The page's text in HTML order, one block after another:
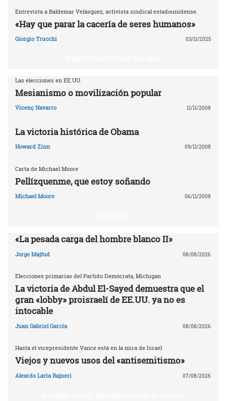
Entrevista a Baldemar Velásquez, activista sindical estadounidense.
«Hay que parar la cacería de seres humanos»
Giorgio Trucchi 03/11/2025
Las elecciones en EE.UU.
Mesianismo o movilización popular
Vicenç Navarro 11/11/2008
La victoria histórica de Obama
Howard Zinn 09/11/2008
Carta de Michael Moore
Pellízquenme, que estoy soñando
Michael Moore 06/11/2008
«La pesada carga del hombre blanco II»
Jorge Majfud 08/08/2026
Elecciones primarias del Partido Demócrata, Michigan
La victoria de Abdul El-Sayed demuestra que el
gran «lobby» proisraelí de EE.UU. ya no es
intocable
Juan Gabriel García 08/08/2026
Hasta el vicepresidente Vance está en la mira de Israel
Viejos y nuevos usos del «antisemitismo»
Aleardo Laría Rajneri 07/08/2026